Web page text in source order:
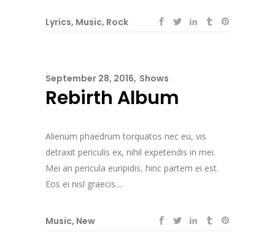
Lyrics, Music, Rock
September 28, 2016 Shows
Rebirth Album
Alienum phaedrum torquatos nec eu, vis
detraxit periculis ex, nihil expetendis in mei.
Mei an pericula euripidis, hinc partem ei est.
Eos ei nisl graecis....
Music, New